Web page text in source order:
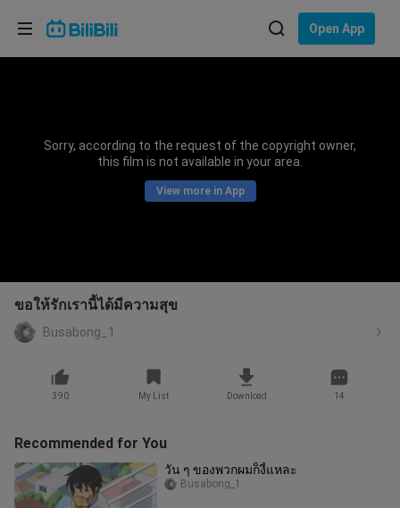
Open App
Sorry, according to the request of the copyright owner,
this film is not available in your area.
View more in App
ขอให้รักเรานี้ได้มีความสุข
Busabong_1
390 My List Download 14
Recommended for You
วัน ๆ ของพวกผมก็งี้แหละ
Busabong_1
Choose your language